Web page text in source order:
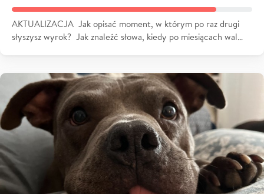
AKTUALIZACJA Jak opisać moment, w którym po raz drugi
słyszysz wyrok? Jak znaleźć słowa, kiedy po miesiącach wal…